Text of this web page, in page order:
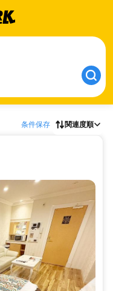
条件保存 関連度順